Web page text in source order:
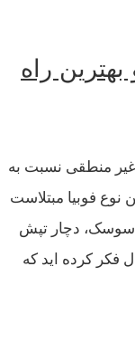
راه
منطقی نسبت به
نوع فوبیا مبتلاست
سوسک، دچار تپش
فکر کرده اید که